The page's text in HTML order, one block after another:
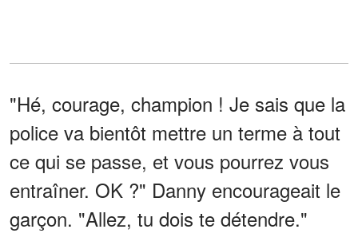
"Hé, courage, champion ! Je sais que la
police va bientôt mettre un terme à tout
ce qui se passe, et vous pourrez vous
entraîner. OK ?" Danny encourageait le
garçon. "Allez, tu dois te détendre."